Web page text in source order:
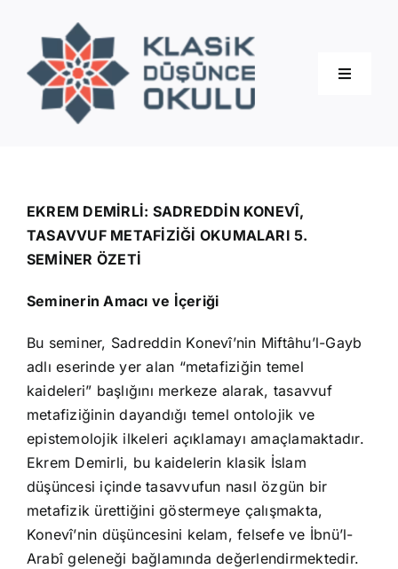
content
Toggle
Eğitimler
Blog
EKREM DEMİRLİ: SADREDDİN KONEVÎ,
TASAVVUF METAFİZİĞİ OKUMALARI 5.
SEMİNER ÖZETİ
Seminerin Amacı ve İçeriği
Bu seminer, Sadreddin Konevî’nin Miftâhu’l-Gayb
adlı eserinde yer alan “metafiziğin temel
kaideleri” başlığını merkeze alarak, tasavvuf
metafiziğinin dayandığı temel ontolojik ve
epistemolojik ilkeleri açıklamayı amaçlamaktadır.
Ekrem Demirli, bu kaidelerin klasik İslam
düşüncesi içinde tasavvufun nasıl özgün bir
metafizik ürettiğini göstermeye çalışmakta,
Konevî’nin düşüncesini kelam, felsefe ve İbnü’l-
Arabî geleneği bağlamında değerlendirmektedir.